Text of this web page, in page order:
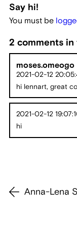
Say hi!
You must be
2 comments
moses.omeogo
2021-02-12
hi lennart, great
2021-02-12
hi
Anna-Lena